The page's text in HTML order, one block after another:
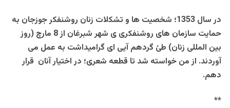
در سال 1353؛ شخصیت ها و تشکلات زنان روشنفکر جوزجان به
حمایت سازمان های روشنفکری ی شهر شبرغان از 8 مارچ (روز
بین المللی زنان) طئ گردهم آیی ای گرامیداشت به عمل می
آوردند. از من خواسته شد تا قطعه شعری؛ در اختیار آنان قرار
دهم.
**